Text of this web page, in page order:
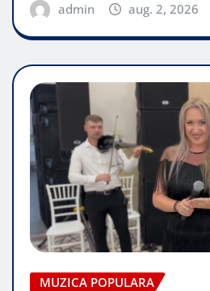
admin aug. 2, 2026
MUZICA POPULARA